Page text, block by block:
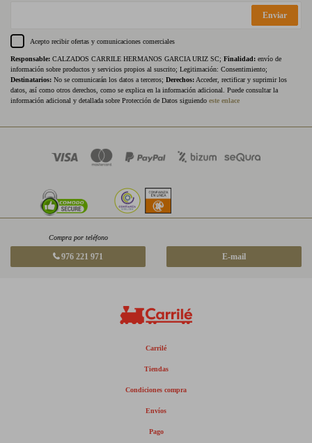
Enviar
Acepto recibir ofertas y comunicaciones comerciales
Responsable: CALZADOS CARRILE HERMANOS GARCIA URIZ SC; Finalidad: envío de
información sobre productos y servicios propios al suscrito; Legitimación: Consentimiento;
Destinatarios: No se comunicarán los datos a terceros; Derechos: Acceder, rectificar y suprimir los
datos, así como otros derechos, como se explica en la información adicional. Puede consultar la
información adicional y detallada sobre Protección de Datos siguiendo este enlace
Compra por teléfono
976 221 971 E-mail
Carrilé
Tiendas
Condiciones compra
Envíos
Pago